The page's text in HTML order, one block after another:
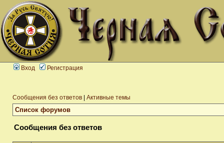
Вход Регистрация
Сообщения без ответов Активные темы
Список форумов
Сообщения без ответов